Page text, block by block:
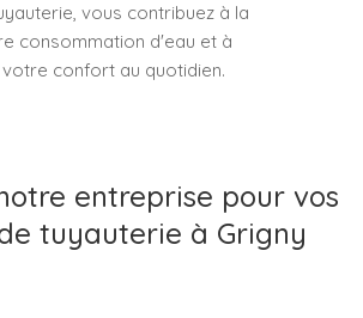
vous contribuez à la
consommation d'eau et à
confort au quotidien.
entreprise pour vos
tuyauterie à Grigny